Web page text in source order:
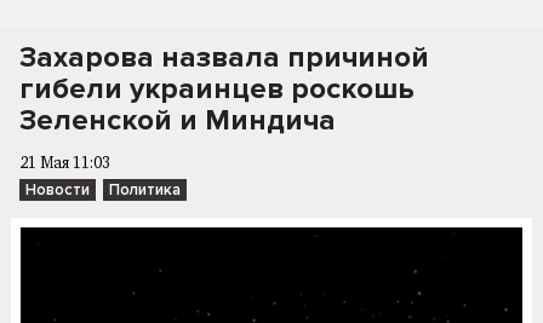
Захарова назвала причиной
гибели украинцев роскошь
Зеленской и Миндича
21 Мая 11:03
Новости Политика